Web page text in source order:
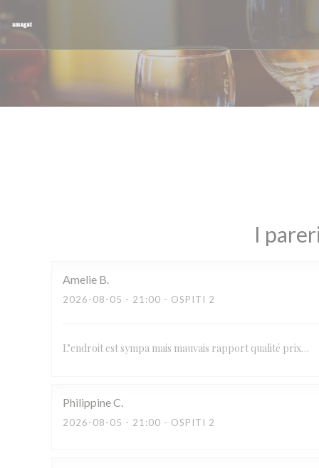
I
Amelie B
2026-08-05 - 21:00 - OSPITI 2
L’endroit est sympa mais mauvais rapport qualité prix…
PhilippineC
2026-08-05 - 21:00 - OSPITI 2